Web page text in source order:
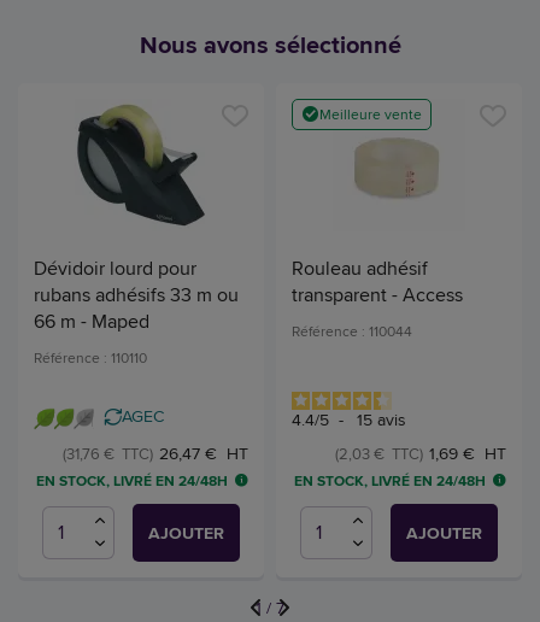
Nous avons sélectionné
Dévidoir lourd pour
rubans adhésifs 33 m ou
66 m - Maped
Référence : 110110
AGEC
26,47 € HT
(31,76 € TTC)
EN STOCK, LIVRÉ EN 24/48H
AJOUTER
Meilleure vente
Rouleau adhésif
transparent - Access
Référence : 110044
4.4/5 - 15 avis
1,69 € HT
(2,03 € TTC)
EN STOCK, LIVRÉ EN 24/48H
AJOUTER
1 / 7